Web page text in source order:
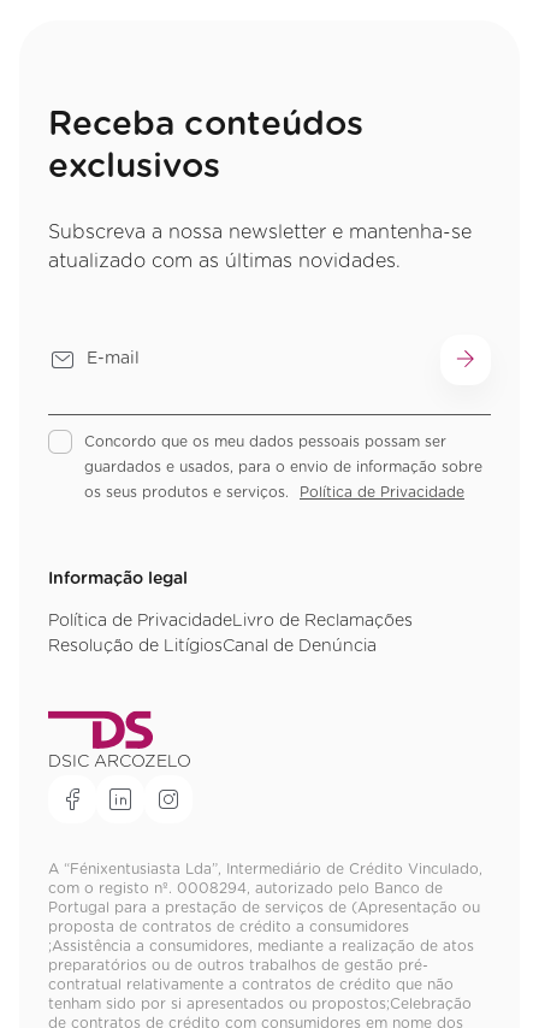
Receba conteúdos
exclusivos
Subscreva a nossa newsletter e mantenha-se
atualizado com as últimas novidades.
Concordo que os meu dados pessoais possam ser
guardados e usados, para o envio de informação sobre
os seus produtos e serviços.
Política de Privacidade
Informação legal
Política de Privacidade Livro de Reclamações
Resolução de LitígiosCanal de Denúncia
DSIC ARCOZELO
A “Fénixentusiasta Lda”, Intermediário de Crédito Vinculado,
com o registo nº. 0008294, autorizado pelo Banco de
Portugal para a prestação de serviços de (Apresentação ou
proposta de contratos de crédito a consumidores
;Assistência a consumidores, mediante a realização de atos
preparatórios ou de outros trabalhos de gestão pré-
contratual relativamente a contratos de crédito que não
tenham sido por si apresentados ou propostos;Celebração
de contratos de crédito com consumidores em nome dos